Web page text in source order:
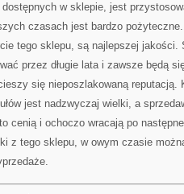
w sklepie, jest
czasach jest bardzo
tego sklepu, są najlepszej jakości.
przez długie lata i zawsze będą
się nieposzlakowaną reputacją.
jest nadzwyczaj wielki, a
cenią i ochoczo wracają po
z tego sklepu, w owym czasie